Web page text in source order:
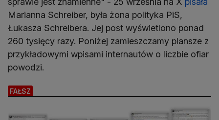
Marianna Schreiber, była żona polityka PiS,
Łukasza Schreibera. Jej post wyświetlono ponad
260 tysięcy razy. Poniżej zamieszczamy plansze z
przykładowymi wpisami internautów o liczbie ofiar
powodzi.
FAŁSZ